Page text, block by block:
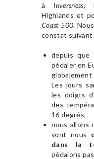
à Inversness,
Highlands et
Coast 500.
constat suivant
depuis que
pédaler en
Les jours
les doigts
des
16 degrés,
nous allons
vont nous
dans la
pédalons